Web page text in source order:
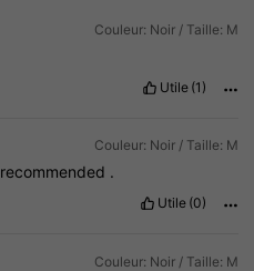
Couleur: Noir / Taille: M
Utile (1)
Couleur: Noir / Taille: M
recommended .
Utile (0)
Couleur: Noir / Taille: M